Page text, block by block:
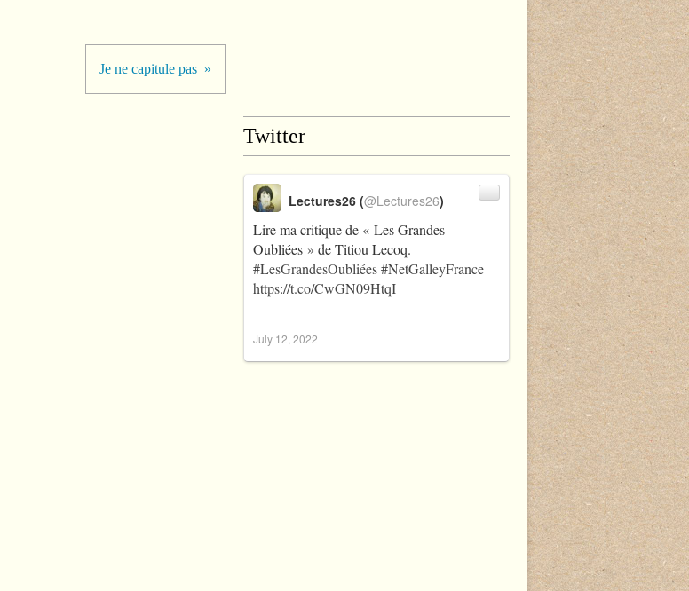
Je ne capitule pas
Twitter
Lire ma critique de « Les Grandes
Oubliées » de Titiou Lecoq.
#LesGrandesOubliées#NetGalleyFrance
https://t.co/CwGN09HtqI
Lectures26 (@Lectures26)
July 12, 2022